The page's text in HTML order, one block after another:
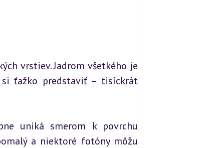
vrstiev. Jadrom všetkého je
ťažko predstaviť – tisíckrát
uniká smerom k povrchu
a niektoré fotóny môžu